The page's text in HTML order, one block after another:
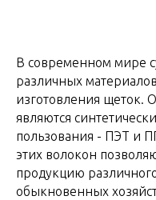
В современном мире
различных
изготовления щеток.
являются
пользования - ПЭТ и
этих волокон
продукцию
обыкновенных